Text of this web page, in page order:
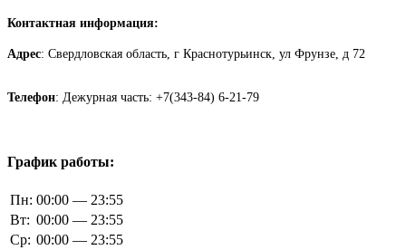
Контактная информация:
Адрес: Свердловская область, г Краснотурьинск, ул Фрунзе, д 72
Телефон: Дежурная часть: +7(343-84) 6-21-79
График работы:
Пн: 00:00 — 23:55
Вт: 00:00 — 23:55
Ср: 00:00 — 23:55